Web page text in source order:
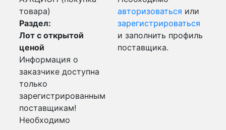
товара)
Раздел:
Лот с открытой
ценой
Информация о
заказчике доступна
только
зарегистрированным
поставщикам!
Необходимо
авторизоваться или
зарегистрироваться
и заполнить профиль
поставщика.